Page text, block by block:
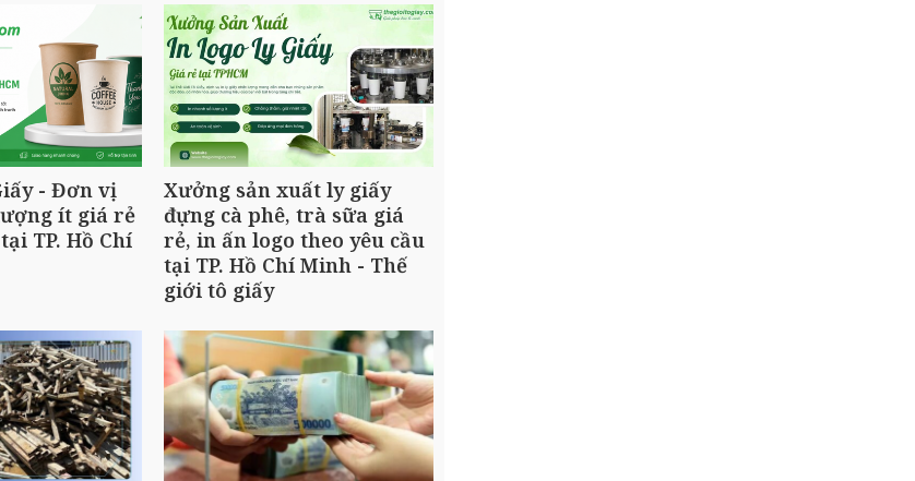
- Đơn vị
ít giá rẻ
TP. Hồ Chí
Xưởng sản xuất ly giấy
đựng cà phê, trà sữa giá
rẻ, in ấn logo theo yêu cầu
tại TP. Hồ Chí Minh - Thế
giới tô giấy